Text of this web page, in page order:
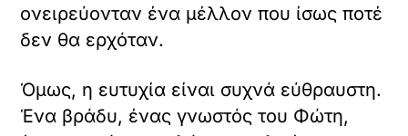
ονειρεύονταν ένα μέλλον που ίσως ποτέ
δεν θα ερχόταν.
Όμως, η ευτυχία είναι συχνά εύθραυστη.
Ένα βράδυ, ένας γνωστός του Φώτη,